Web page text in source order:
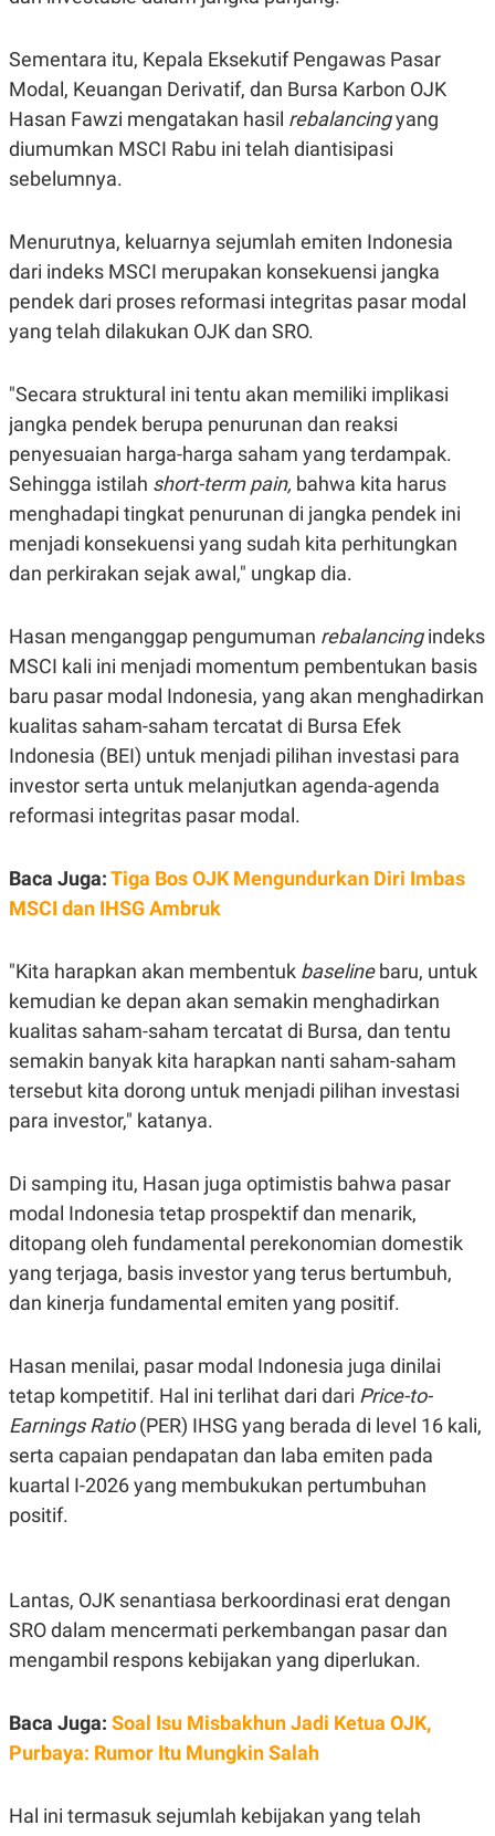
G
G
A
N
N
C
E
K
E
R
J
A
M
I
T
E
A
P
E
A
V
E
R
S
N
G
K
G
M
D
A
D
SITEMAP PROFILE
TERM
OF
USE
PEDOMAN
PEMBERITAAN
SIBER
Sementara itu, Kepala Eksekutif Pengawas Pasar
Modal, Keuangan Derivatif, dan Bursa Karbon OJK
Hasan Fawzi mengatakan hasil rebalancingyang
diumumkan MSCI Rabu ini telah diantisipasi
sebelumnya.
Menurutnya, keluarnya sejumlah emiten Indonesia
dari indeks MSCI merupakan konsekuensi jangka
pendek dari proses reformasi integritas pasar modal
yang telah dilakukan OJK dan SRO.
"Secara struktural ini tentu akan memiliki implikasi
jangka pendek berupa penurunan dan reaksi
penyesuaian harga-harga saham yang terdampak.
Sehingga istilah short-term pain, bahwa kita harus
menghadapi tingkat penurunan di jangka pendek ini
menjadi konsekuensi yang sudah kita perhitungkan
dan perkirakan sejak awal," ungkap dia.
Hasan menganggap pengumuman rebalancing indeks
MSCI kali ini menjadi momentum pembentukan basis
baru pasar modal Indonesia, yang akan menghadirkan
kualitas saham-saham tercatat di Bursa Efek
Indonesia (BEI) untuk menjadi pilihan investasi para
investor serta untuk melanjutkan agenda-agenda
reformasi integritas pasar modal.
Baca Juga:Tiga Bos OJK Mengundurkan Diri Imbas
MSCI dan IHSG Ambruk
"Kita harapkan akan membentuk baseline baru, untuk
kemudian ke depan akan semakin menghadirkan
kualitas saham-saham tercatat di Bursa, dan tentu
semakin banyak kita harapkan nanti saham-saham
tersebut kita dorong untuk menjadi pilihan investasi
para investor," katanya.
Di samping itu, Hasan juga optimistis bahwa pasar
modal Indonesia tetap prospektif dan menarik,
ditopang oleh fundamental perekonomian domestik
yang terjaga, basis investor yang terus bertumbuh,
dan kinerja fundamental emiten yang positif.
Hasan menilai, pasar modal Indonesia juga dinilai
tetap kompetitif. Hal ini terlihat dari dari Price-to-
Earnings Ratio(PER) IHSG yang berada di level 16 kali,
serta capaian pendapatan dan laba emiten pada
kuartal I-2026 yang membukukan pertumbuhan
positif.
Lantas, OJK senantiasa berkoordinasi erat dengan
SRO dalam mencermati perkembangan pasar dan
mengambil respons kebijakan yang diperlukan.
Baca Juga: Soal Isu Misbakhun Jadi Ketua OJK,
Purbaya: Rumor Itu Mungkin Salah
Hal ini termasuk sejumlah kebijakan yang telah